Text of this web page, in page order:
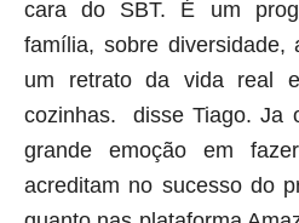
cara do SBT. É um
família, sobre diversidade,
um retrato da vida real
cozinhas. disse Tiago. Ja
grande emoção em
acreditam no sucesso do